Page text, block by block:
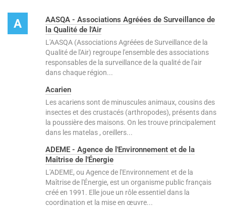
A
AASQA - Associations Agréées de Surveillance de
la Qualité de l'Air
L'AASQA (Associations Agréées de Surveillance de la
Qualité de l'Air) regroupe l'ensemble des associations
responsables de la surveillance de la qualité de l'air
dans chaque région...
Acarien
Les acariens sont de minuscules animaux, cousins des
insectes et des crustacés (arthropodes), présents dans
la poussière des maisons. On les trouve principalement
dans les matelas , oreillers...
ADEME - Agence de l'Environnement et de la
Maîtrise de l'Énergie
L'ADEME, ou Agence de l'Environnement et de la
Maîtrise de l'Énergie, est un organisme public français
créé en 1991. Elle joue un rôle essentiel dans la
coordination et la mise en œuvre...